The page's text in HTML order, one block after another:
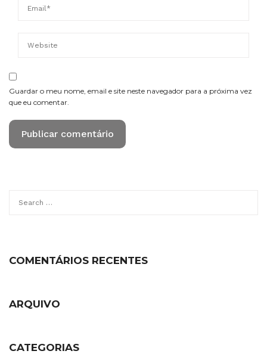
Guardar o meu nome, email e site neste navegador para a próxima vez
que eu comentar.
for:
COMENTÁRIOS RECENTES
ARQUIVO
CATEGORIAS